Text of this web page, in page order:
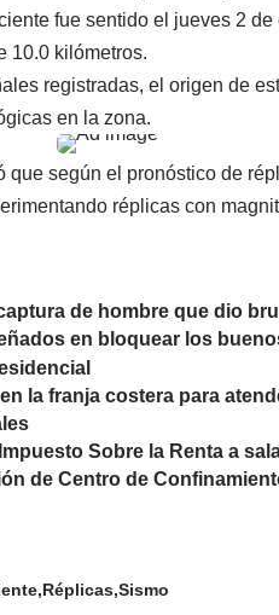
fue sentido el jueves 2 de
10.0 kilómetros.
registradas, el origen de
en la zona.
que según el pronóstico de
réplicas con
de hombre que dio
en bloquear los
la franja costera para
Sobre la Renta a
de Centro de
Réplicas Sismo